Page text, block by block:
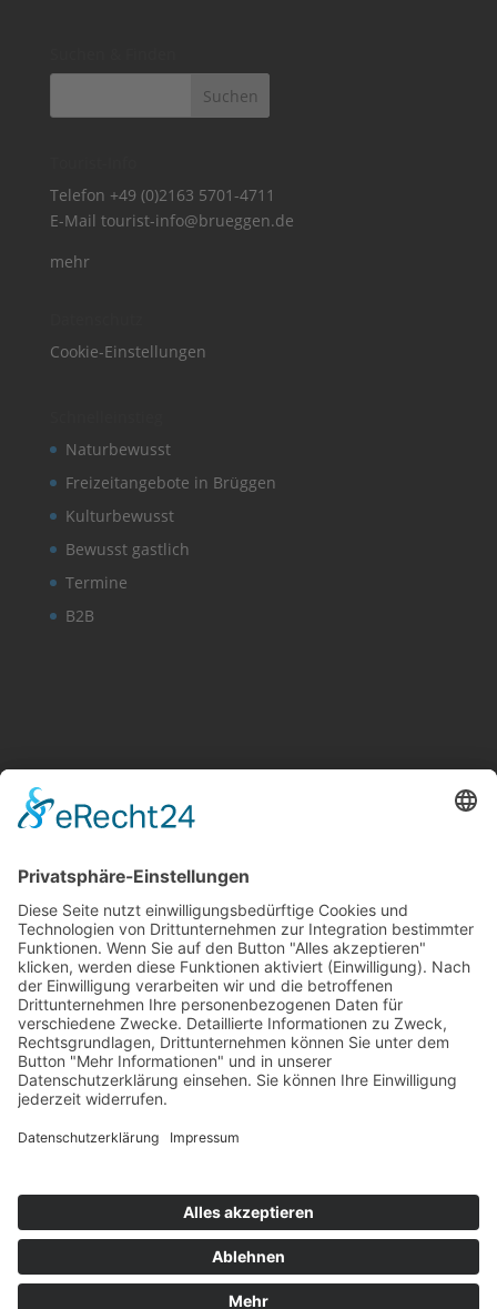
Telefon +49 (0)2163 5701-4711
E-Mail tourist-info@brueggen.de
mehr
Cookie-Einstellungen
Naturbewusst
Freizeitangebote in Brüggen
Kulturbewusst
Bewusst gastlich
Termine
B2B
Kontakt Newsletter
Copyright© 2022-2026 Bewusst Brüggen -